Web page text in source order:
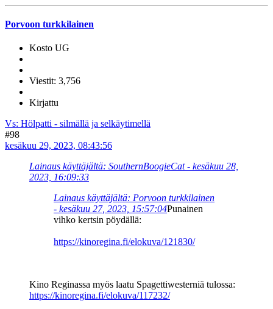
Porvoon turkkilainen
Kosto UG
Viestit: 3,756
Kirjattu
Vs: Hölpatti - silmällä ja selkäytimellä
#98
kesäkuu 29, 2023, 08:43:56
Lainaus käyttäjältä: SouthernBoogieCat - kesäkuu 28,
2023, 16:09:33
Lainaus käyttäjältä: Porvoon turkkilainen
- kesäkuu 27, 2023, 15:57:04Punainen
vihko kertsin pöydällä:
https://kinoregina.fi/elokuva/121830/
Kino Reginassa myös laatu Spagettiwesterniä tulossa:
https://kinoregina.fi/elokuva/117232/